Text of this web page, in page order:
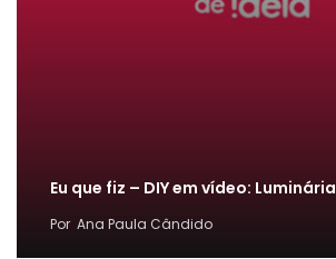
Eu que fiz – DIY em vídeo: Luminária
Por Ana Paula Cândido